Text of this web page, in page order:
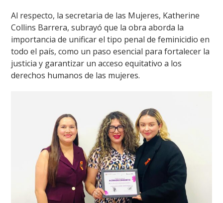
Al respecto, la secretaria de las Mujeres, Katherine
Collins Barrera, subrayó que la obra aborda la
importancia de unificar el tipo penal de feminicidio en
todo el país, como un paso esencial para fortalecer la
justicia y garantizar un acceso equitativo a los
derechos humanos de las mujeres.